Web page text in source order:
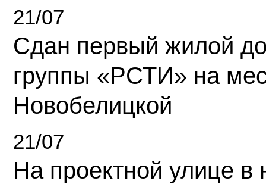
21/07
Сдан первый жилой
группы «РСТИ» на
Новобелицкой
21/07
На проектной улице